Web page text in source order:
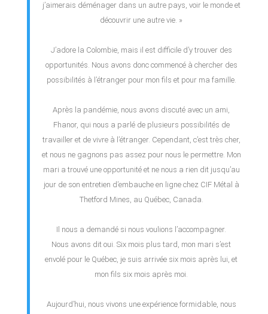
j’aimerais déménager dans un autre pays, voir le monde et
découvrir une autre vie. »
J’adore la Colombie, mais il est difficile d’y trouver des
opportunités. Nous avons donc commencé à chercher des
possibilités à l’étranger pour mon fils et pour ma famille.
Après la pandémie, nous avons discuté avec un ami,
Fhanor, qui nous a parlé de plusieurs possibilités de
travailler et de vivre à l’étranger. Cependant, c’est très cher,
et nous ne gagnons pas assez pour nous le permettre. Mon
mari a trouvé une opportunité et ne nous a rien dit jusqu’au
jour de son entretien d’embauche en ligne chez CIF Métal à
Thetford Mines, au Québec, Canada.
Il nous a demandé si nous voulions l’accompagner.
Nous avons dit oui. Six mois plus tard, mon mari s’est
envolé pour le Québec, je suis arrivée six mois après lui, et
mon fils six mois après moi.
Aujourd’hui, nous vivons une expérience formidable, nous